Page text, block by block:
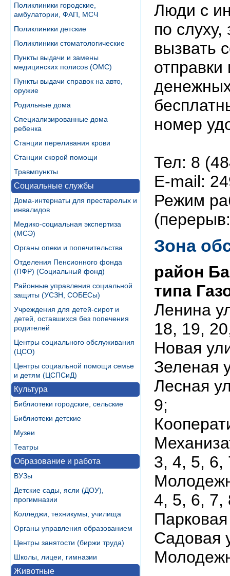
Поликлиники городские,
амбулатории, ФАП, МСЧ
Поликлиники детские
Поликлиники стоматологические
Пункты выдачи и замены
медицинских полисов (ОМС)
Пункты выдачи справок на авто,
оружие
Родильные дома
Специализированные дома
ребенка
Станции переливания крови
Станции скорой помощи
Травмпункты
Социальные службы
Дома-интернаты для престарелых и
инвалидов
Медико-социальная экспертиза
(МСЭ)
Органы опеки и попечительства
Отделения Пенсионного фонда
(ПФР) (Социальный фонд)
Районные управления социальной
защиты (УСЗН, СОБЕСы)
Учреждения для детей-сирот и
детей, оставшихся без попечения
родителей
Центры социального обслуживания
(ЦСО)
Центры социальной помощи семье
и детям (ЦСПСиД)
Культура
Библиотеки городские, сельские
Библиотеки детские
Музеи
Театры
Образование и работа
ВУЗы
Детские сады, ясли (ДОУ),
прогимназии
Колледжи, техникумы, училища
Органы управления образованием
Центры занятости (биржи труда)
Школы, лицеи, гимназии
Животные
Люди с
по
вызвать
номер
Тел: 8
Е-mail:
Режим
Зона
район
типа
Ленина
18, 19,
Новая
Зеленая
Лесная
9;
3, 4, 5, 6,
4, 5, 6, 7,
Садовая